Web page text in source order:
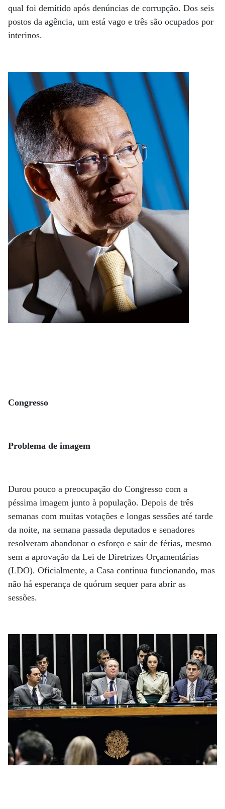
qual foi demitido após denúncias de corrupção. Dos seis
postos da agência, um está vago e três são ocupados por
interinos.
Congresso
Problema de imagem
Durou pouco a preocupação do Congresso com a
péssima imagem junto à população. Depois de três
semanas com muitas votações e longas sessões até tarde
da noite, na semana passada deputados e senadores
resolveram abandonar o esforço e sair de férias, mesmo
sem a aprovação da Lei de Diretrizes Orçamen­­tárias
(LDO). Oficial­mente, a Casa continua funcionando, mas
não há esperança de quórum sequer para abrir as
sessões.